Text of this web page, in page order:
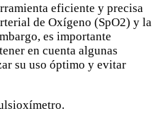
eficiente y precisa
de Oxígeno (SpO2) y la
es importante
en cuenta algunas
su uso óptimo y evitar